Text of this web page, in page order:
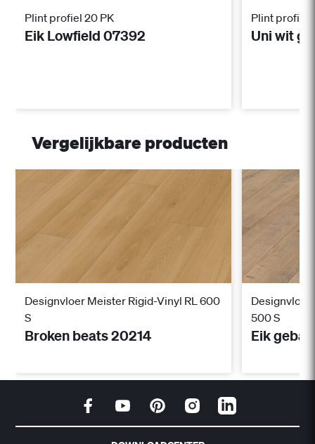
Plint profiel 20 PK
Eik Lowfield 07392
Plint profiel
Uni wit
Vergelijkbare producten
Designvloer Meister Rigid-Vinyl RL 600
S
Broken beats 20214
Designvloer
500 S
Eik